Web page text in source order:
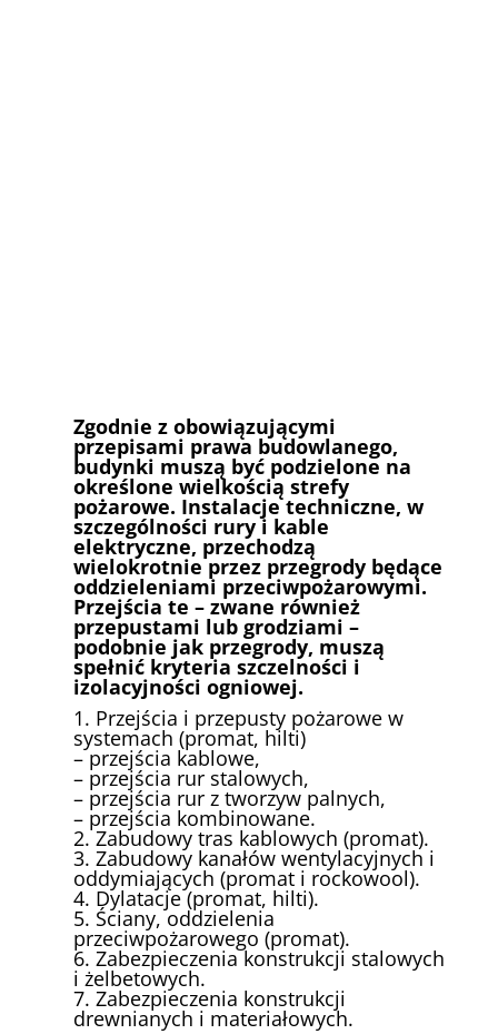
Zgodnie z obowiązującymi
przepisami prawa budowlanego,
budynki muszą być podzielone na
określone wielkością strefy
pożarowe. Instalacje techniczne, w
szczególności rury i kable
elektryczne, przechodzą
wielokrotnie przez przegrody będące
oddzieleniami przeciwpożarowymi.
Przejścia te – zwane również
przepustami lub grodziami –
podobnie jak przegrody, muszą
spełnić kryteria szczelności i
izolacyjności ogniowej.
1. Przejścia i przepusty pożarowe w
systemach (promat, hilti)
– przejścia kablowe,
– przejścia rur stalowych,
– przejścia rur z tworzyw palnych,
– przejścia kombinowane.
2. Zabudowy tras kablowych (promat).
3. Zabudowy kanałów wentylacyjnych i
oddymiających (promat i rockowool).
4. Dylatacje (promat, hilti).
5. Ściany, oddzielenia
przeciwpożarowego (promat).
6. Zabezpieczenia konstrukcji stalowych
i żelbetowych.
7. Zabezpieczenia konstrukcji
drewnianych i materiałowych.